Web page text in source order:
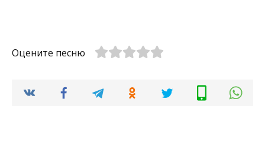
Оцените песню